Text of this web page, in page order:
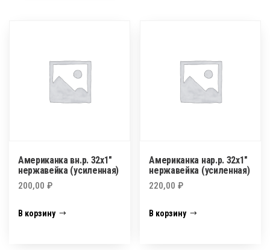
Американка вн.р. 32х1″
нержавейка (усиленная)
200,00 ₽
В корзину
Американка нар.р. 32х1″
нержавейка (усиленная)
220,00₽
В корзину